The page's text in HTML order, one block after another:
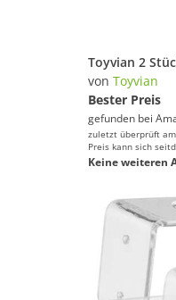
von Toyvian
Bester Preis
gefunden bei
zuletzt überprüft
Preis kann sich
Keine weiteren